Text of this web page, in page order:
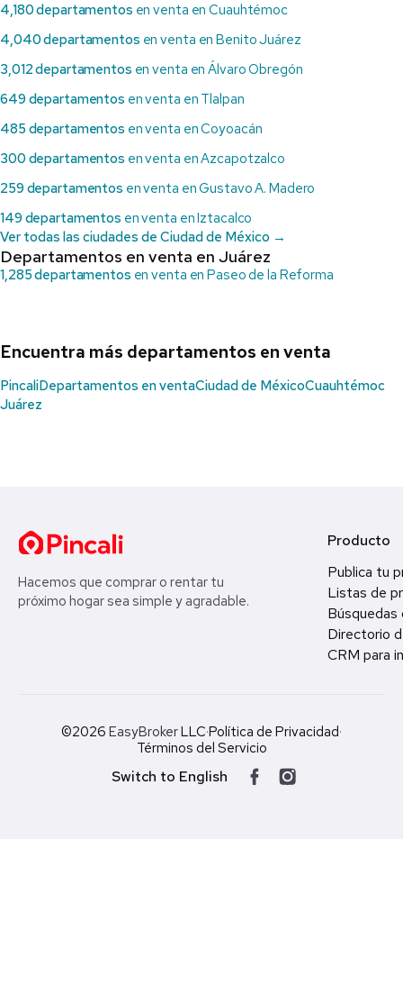
4,180 departamentos en venta en Cuauhtémoc
4,040 departamentos en venta en Benito Juárez
3,012 departamentos en venta en Álvaro Obregón
649 departamentos en venta en Tlalpan
485 departamentos en venta en Coyoacán
300 departamentos en venta en Azcapotzalco
259 departamentos en venta en Gustavo A. Madero
149 departamentos en venta en Iztacalco
Ver todas las ciudades de Ciudad de México →
Departamentos en venta en Juárez
1,285 departamentos en venta en Paseo de la Reforma
Encuentra más departamentos en venta
PincaliDepartamentos en ventaCiudad de MéxicoCuauhtémoc
Juárez
Hacemos que comprar o rentar tu
próximo hogar sea simple y agradable.
Producto
Publica tu
Listas de
Búsquedas
Directorio
CRM para
©2026 EasyBrokerLLC·Política de Privacidad·
Términos del Servicio
Switch to English